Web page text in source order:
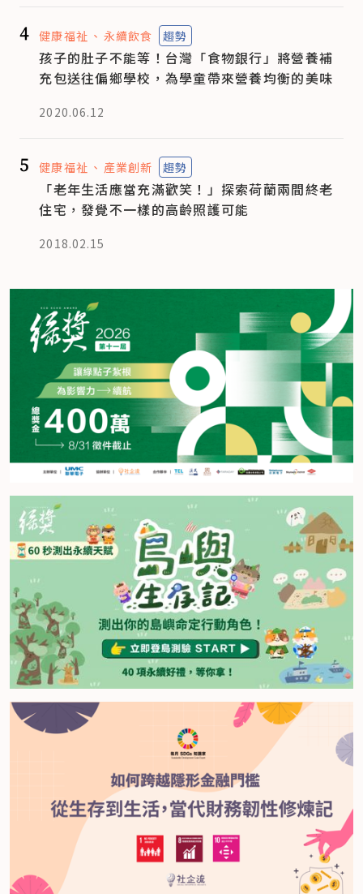
4 健康福祉 永續飲食 趨勢
孩子的肚子不能等！台灣「食物銀行」將營養補
充包送往偏鄉學校，為學童帶來營養均衡的美味
2020.06.12
5 健康福祉 產業創新 趨勢
「老年生活應當充滿歡笑！」探索荷蘭兩間終老
住宅，發覺不一樣的高齡照護可能
2018.02.15